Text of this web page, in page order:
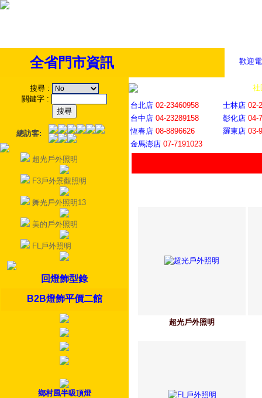
歡迎
全省門市資訊
搜尋 :
關鍵字 :
總訪客:
超光戶外照明
F3戶外景觀照明
舞光戶外照明13
美的戶外照明
FL戶外照明
回燈飾型錄
B2B燈飾平價二館
鄉村風半吸頂燈
社
台北店 02-23460958 士林店 02-
台中店 04-23289158 彰化店 04-
恆春店 08-8896626 羅東店 03-
金馬澎店 07-7191023
超光戶外照明